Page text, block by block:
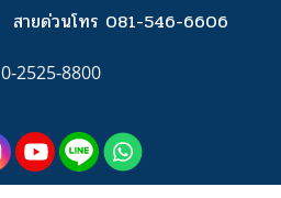
สายด่วนโทร 081-546-6606
0-2525-8800